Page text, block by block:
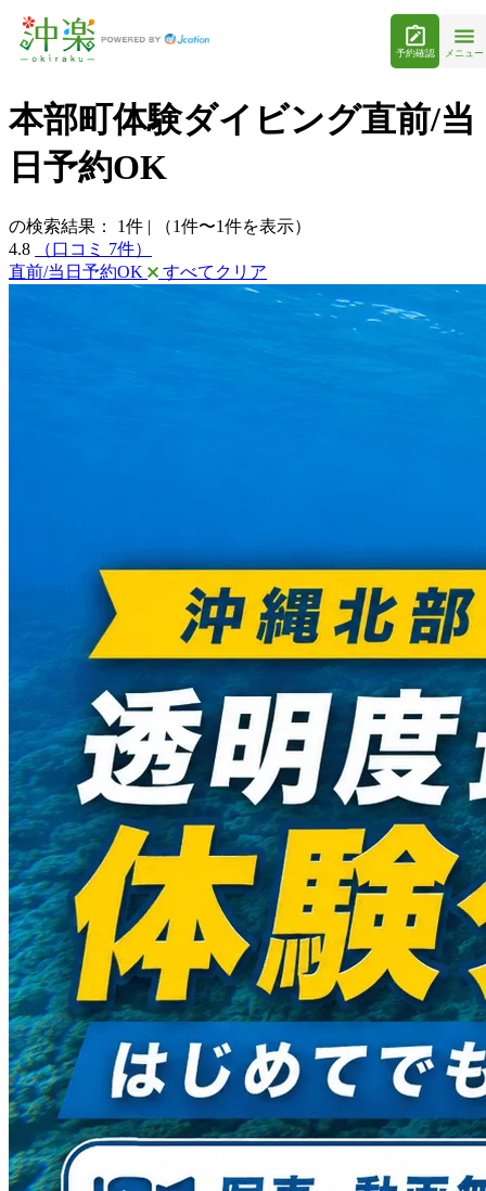
予約確認 メニュー
本部町体験ダイビング直前/当
日予約OK
の検索結果： 1件 |
（1件〜1件を表示）
4.8
（口コミ 7件）
直前/当日予約OK
すべてクリア